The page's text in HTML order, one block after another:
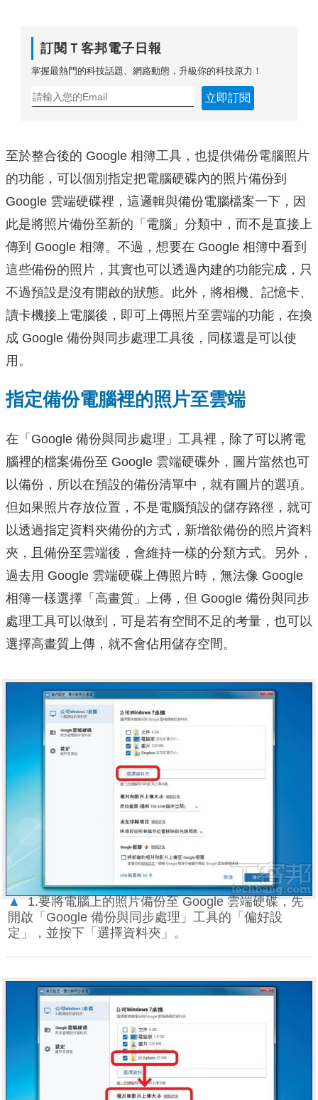
訂閱Ｔ客邦電子日報
掌握最熱門的科技話題、網路動態，升級你的科技原力！
立即訂閱
至於整合後的 Google 相簿工具，也提供備份電腦照片
的功能，可以個別指定把電腦硬碟內的照片備份到
Google 雲端硬碟裡，這邏輯與備份電腦檔案一下，因
此是將照片備份至新的「電腦」分類中，而不是直接上
傳到 Google 相簿。不過，想要在 Google 相簿中看到
這些備份的照片，其實也可以透過內建的功能完成，只
不過預設是沒有開啟的狀態。此外，將相機、記憶卡、
讀卡機接上電腦後，即可上傳照片至雲端的功能，在換
成 Google 備份與同步處理工具後，同樣還是可以使
用。
指定備份電腦裡的照片至雲端
在「Google 備份與同步處理」工具裡，除了可以將電
腦裡的檔案備份至 Google 雲端硬碟外，圖片當然也可
以備份，所以在預設的備份清單中，就有圖片的選項。
但如果照片存放位置，不是電腦預設的儲存路徑，就可
以透過指定資料夾備份的方式，新增欲備份的照片資料
夾，且備份至雲端後，會維持一樣的分類方式。另外，
過去用 Google 雲端硬碟上傳照片時，無法像 Google
相簿一樣選擇「高畫質」上傳，但 Google 備份與同步
處理工具可以做到，可是若有空間不足的考量，也可以
選擇高畫質上傳，就不會佔用儲存空間。
▲
1.要將電腦上的照片備份至 Google 雲端硬碟，先
開啟「Google 備份與同步處理」工具的「偏好設
定」，並按下「選擇資料夾」。